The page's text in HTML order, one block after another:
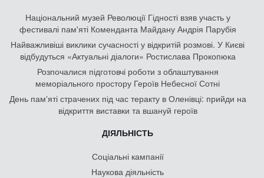
Національний музей Революції Гідності взяв участь у
фестивалі пам'яті Коменданта Майдану Андрія Парубія
Найважливіші виклики сучасності у відкритій розмові. У Києві
відбудуться «Актуальні діалоги» Ростислава Прокопюка
Розпочалися підготовчі роботи з облаштування
меморіального простору Героїв Небесної Сотні
День памʼяті страчених під час теракту в Оленівці: прийди на
відкриття виставки та вшануй героїв
ДІЯЛЬНІСТЬ
Соціальні кампанії
Наукова діяльність